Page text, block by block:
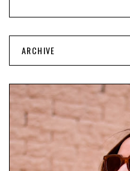
ARCHIVE